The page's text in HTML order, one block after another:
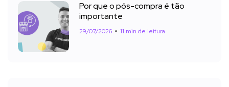
Por que o pós-compra é tão
importante
29/07/2026 11 min de leitura